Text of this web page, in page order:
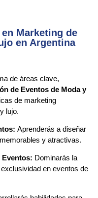
Marketing de
en Argentina
de áreas clave,
de Eventos de Moda y
de marketing
lujo.
Aprenderás a diseñar
y atractivas.
Eventos: Dominarás la
en eventos de